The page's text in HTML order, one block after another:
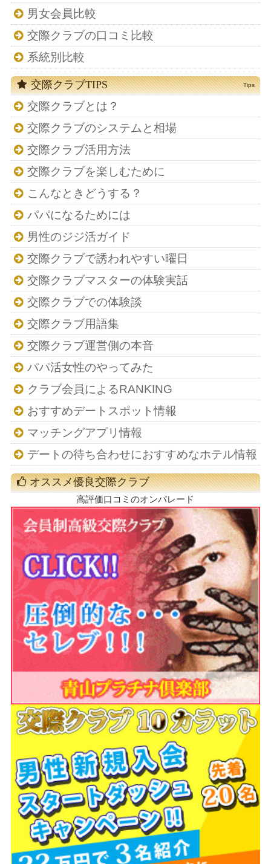
男女会員比較
交際クラブの口コミ比較
系統別比較
交際クラブTIPS Tips
交際クラブとは？
交際クラブのシステムと相場
交際クラブ活用方法
交際クラブを楽しむために
こんなときどうする？
パパになるためには
男性のジジ活ガイド
交際クラブで誘われやすい曜日
交際クラブマスターの体験実話
交際クラブでの体験談
交際クラブ用語集
交際クラブ運営側の本音
パパ活女性のやってみた
クラブ会員によるRANKING
おすすめデートスポット情報
マッチングアプリ情報
デートの待ち合わせにおすすめなホテル情報
オススメ優良交際クラブ
高評価口コミのオンパレード